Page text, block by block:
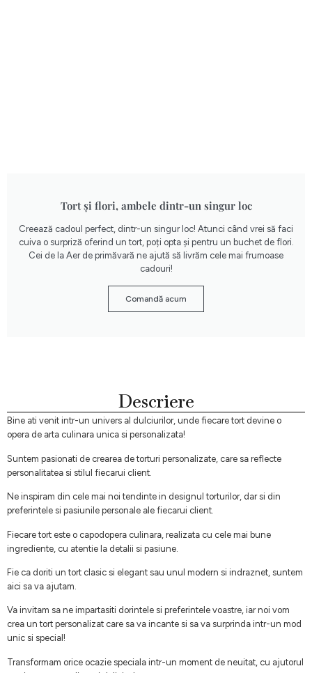
Tort și flori, ambele dintr-un singur loc
Creează cadoul perfect, dintr-un singur loc! Atunci când vrei să faci
cuiva o surpriză oferind un tort, poți opta și pentru un buchet de flori.
Cei de la Aer de primăvară ne ajută să livrăm cele mai frumoase
cadouri!
Comandă acum
Descriere
Bine ati venit intr-un univers al dulciurilor, unde fiecare tort devine o
opera de arta culinara unica si personalizata!
Suntem pasionati de crearea de torturi personalizate, care sa reflecte
personalitatea si stilul fiecarui client.
Ne inspiram din cele mai noi tendinte in designul torturilor, dar si din
preferintele si pasiunile personale ale fiecarui client.
Fiecare tort este o capodopera culinara, realizata cu cele mai bune
ingrediente, cu atentie la detalii si pasiune.
Fie ca doriti un tort clasic si elegant sau unul modern si indraznet, suntem
aici sa va ajutam.
Va invitam sa ne impartasiti dorintele si preferintele voastre, iar noi vom
crea un tort personalizat care sa va incante si sa va surprinda intr-un mod
unic si special!
Transformam orice ocazie speciala intr-un moment de neuitat, cu ajutorul